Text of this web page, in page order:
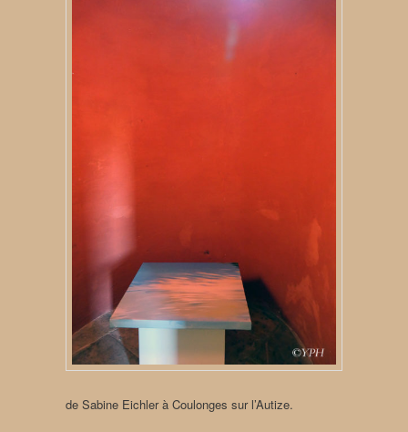
de Sabine Eichler à Coulonges sur l’Autize.